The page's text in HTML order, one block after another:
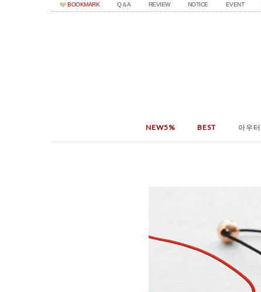
BOOKMARK Q＆A REVIEW NOTICE EVENT
NEW5% BEST 아우터